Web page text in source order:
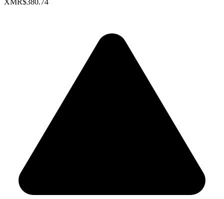
XMR$380.74